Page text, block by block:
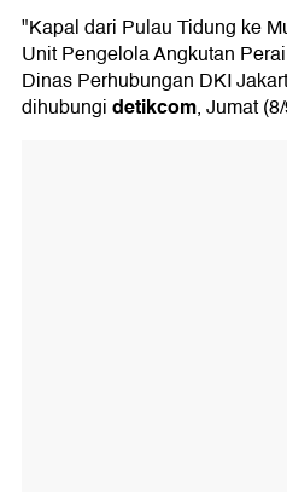
"Kapal dari Pulau Tidung ke
Unit Pengelola Angkutan
Dinas Perhubungan DKI
dihubungidetikcom, Jumat